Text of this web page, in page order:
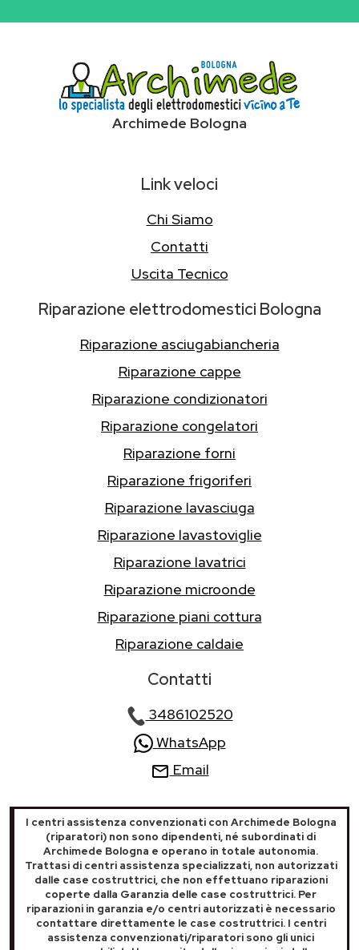
Archimede Bologna
Link veloci
Chi Siamo
Contatti
Uscita Tecnico
Riparazione elettrodomestici Bologna
Riparazione asciugabiancheria
Riparazione cappe
Riparazione condizionatori
Riparazione congelatori
Riparazione forni
Riparazione frigoriferi
Riparazione lavasciuga
Riparazione lavastoviglie
Riparazione lavatrici
Riparazione microonde
Riparazione piani cottura
Riparazione caldaie
Contatti
3486102520
WhatsApp
Email
I centri assistenza convenzionati con Archimede Bologna
(riparatori) non sono dipendenti, né subordinati di
Archimede Bologna e operano in totale autonomia.
Trattasi di centri assistenza specializzati, non autorizzati
dalle case costruttrici, che non effettuano riparazioni
coperte dalla Garanzia delle case costruttrici. Per
riparazioni in garanzia e/o centri autorizzati è necessario
contattare direttamente le case costruttrici. I centri
assistenza convenzionati/riparatori sono gli unici